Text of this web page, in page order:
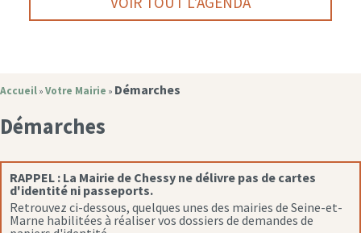
Accueil » Votre Mairie » Démarches
Démarches
RAPPEL : La Mairie de Chessy ne délivre pas de cartes
d'identité ni passeports.
Retrouvez ci-dessous, quelques unes des mairies de Seine-et-
Marne habilitées à réaliser vos dossiers de demandes de